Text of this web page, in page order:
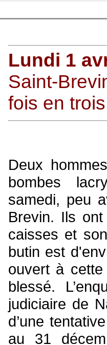
Lundi 1
Saint-
fois en
Deux
bombes
samedi, peu
Brevin. Ils
caisses et
butin est
ouvert à cette
blessé.
judiciaire de
d’une
au 31